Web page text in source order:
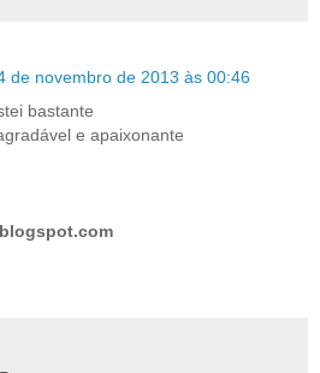
de novembro de 2013 às 00:46
bastante
e apaixonante